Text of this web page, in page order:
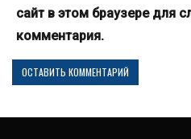
сайт в этом браузере для
комментария.